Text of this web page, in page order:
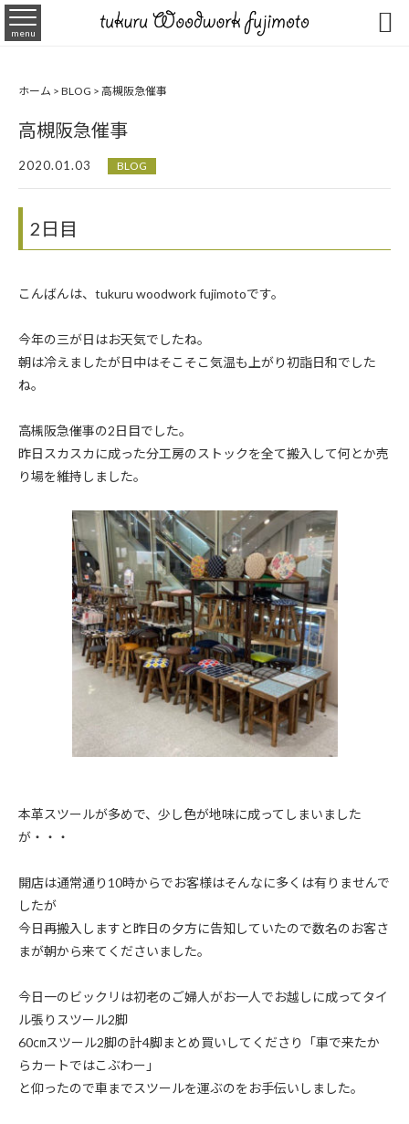
menu 
ホーム > BLOG > 高槻阪急催事
高槻阪急催事
2020.01.03 BLOG
2日目
こんばんは、tukuru woodwork fujimotoです。
今年の三が日はお天気でしたね。
朝は冷えましたが日中はそこそこ気温も上がり初詣日和でした
ね。
高槻阪急催事の2日目でした。
昨日スカスカに成った分工房のストックを全て搬入して何とか売
り場を維持しました。
本革スツールが多めで、少し色が地味に成ってしまいました
が・・・
開店は通常通り10時からでお客様はそんなに多くは有りませんで
したが
今日再搬入しますと昨日の夕方に告知していたので数名のお客さ
まが朝から来てくださいました。
今日一のビックリは初老のご婦人がお一人でお越しに成ってタイ
ル張りスツール2脚
60㎝スツール2脚の計4脚まとめ買いしてくださり「車で来たか
らカートではこぶわー」
と仰ったので車までスツールを運ぶのをお手伝いしました。